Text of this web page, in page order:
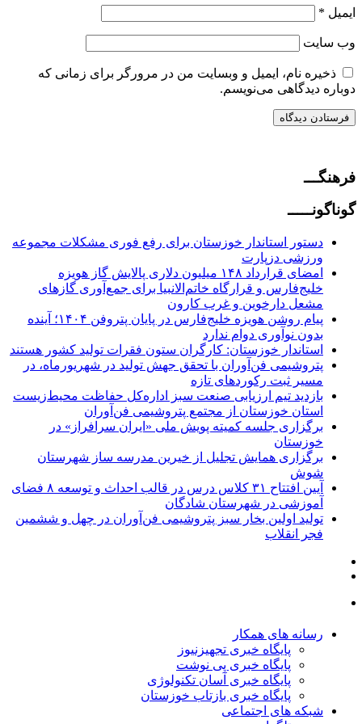
ایمیل *
وب‌ سایت
ذخیره نام، ایمیل و وبسایت من در مرورگر برای زمانی که
دوباره دیدگاهی می‌نویسم.
فرهنگـــ
گوناگونـــــ
دستور استاندار خوزستان برای رفع فوری مشکلات مجموعه
ورزشی دزپارت
امضای قرارداد ۱۴۸ میلیون دلاری پالایش گاز هویزه
خلیج‌فارس و قرارگاه خاتم‌الانبیا برای جمع‌آوری گازهای
مشعل دارخوین و غرب کارون
پیام روشن هویزه خلیج‌فارس در پایان پتروفن ۱۴۰۴؛ آینده
بدون نوآوری دوام ندارد
استاندار خوزستان: کارگران ستون فقرات تولید کشور هستند
پتروشیمی فن‌آوران با تحقق جهش تولید در شهریورماه، در
مسیر ثبت رکوردهای تازه
بازدید تیم ارزیابی صنعت سبز اداره‌کل حفاظت محیط‌زیست
استان خوزستان از مجتمع پتروشیمی فن‌آوران
برگزاری جلسه کمیته پویش ملی «ایران سرافراز» در
خوزستان
برگزاری همایش تجلیل از خیرین مدرسه ساز شهرستان
شوش
آیین افتتاح ۳۱ کلاس درس در قالب احداث و توسعه ۸ فضای
آموزشی در شهرستان شادگان
تولید اولین بخار سبز پتروشیمی فن‌آوران در چهل و ششمین
فجر انقلاب
رسانه های همکار
پایگاه خبری تجهیزنیوز
پایگاه خبری پی نوشت
پایگاه خبری آسان تکنولوژی
پایگاه خبری بازتاب خوزستان
شبکه های اجتماعی